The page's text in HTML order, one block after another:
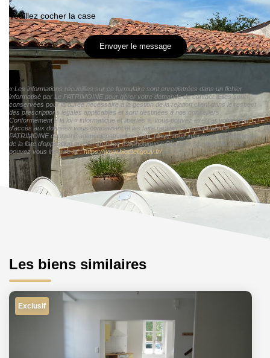
Veuillez cocher la case
Envoyer le message
« Les informations recueillies sur ce formulaire sont enregistrées dans un fichier
informatisé par Le PATRIMOINE pour gérer votre demande de contact. Elles sont
conservées pour la durée nécessaire à la gestion de la relation client dans le respect
des prescriptions légales applicables et sont destinées à nos conseillers
Conformément à la loi « informatique et libertés », vous pouvez exercer votre droit
d'accès aux données vous concernant et les faire rectifier en contactant Le
PATRIMOINE contact@agencelepatrimoine.com. Nous vous informons de l'existence
de la liste d'opposition au démarchage téléphonique « Bloctel », sur laquelle vous
pouvez vous inscrire ici :https://www.bloctel.gouv.fr/»
Les biens similaires
Exclusif